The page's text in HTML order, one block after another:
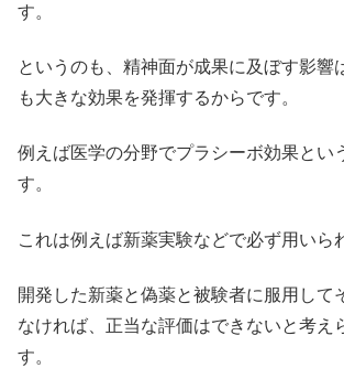
す。
というのも、精神面が成果に及ぼす影響
も大きな効果を発揮するからです。
例えば医学の分野でプラシーボ効果とい
す。
これは例えば新薬実験などで必ず用いら
開発した新薬と偽薬と被験者に服用して
なければ、正当な評価はできないと考え
す。